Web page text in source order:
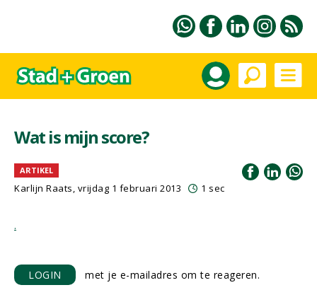
Wat is mijn score?
ARTIKEL
Karlijn Raats, vrijdag 1 februari 2013 1 sec
.
LOGIN met je e-mailadres om te reageren.